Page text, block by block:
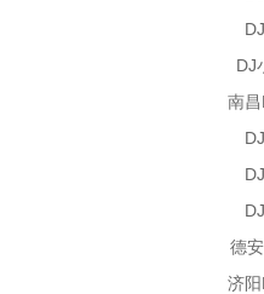
DJ
南
德
济